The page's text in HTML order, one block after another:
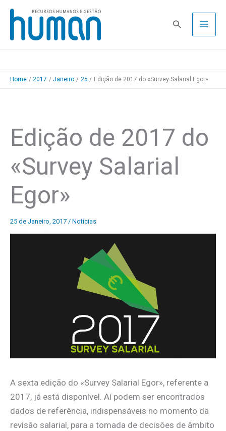
Skip
content
Pesquisa
Home 2017 Janeiro 25 Edição de 2017 do «Survey Salarial Egor»
Edição de 2017 do
«Survey Salarial
Egor»
25 de Janeiro, 2017 / Notícias
A sexta edição do «Survey Salarial Egor», referente a
2017, já está disponível. Aí podem ser encontrados
dados de referência, indispensáveis no momento da
revisão salarial, para a tomada de decisões de âmbito